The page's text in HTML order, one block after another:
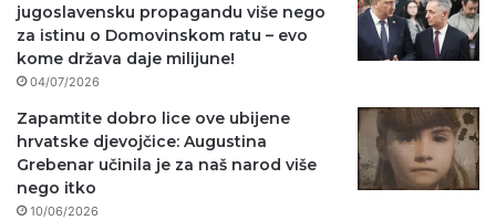
jugoslavensku propagandu više nego
za istinu o Domovinskom ratu – evo
kome država daje milijune!
04/07/2026
Zapamtite dobro lice ove ubijene
hrvatske djevojčice: Augustina
Grebenar učinila je za naš narod više
nego itko
10/06/2026